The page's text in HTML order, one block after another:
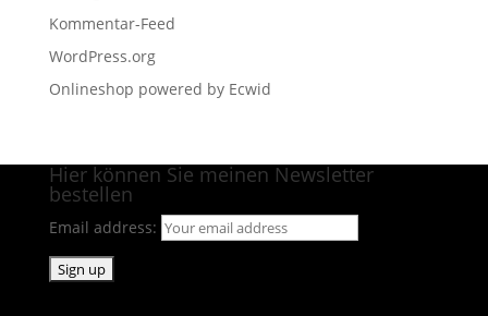
Kommentar-Feed
WordPress.org
Onlineshop powered by Ecwid
Hier können Sie meinen Newsletter
bestellen
Email address: